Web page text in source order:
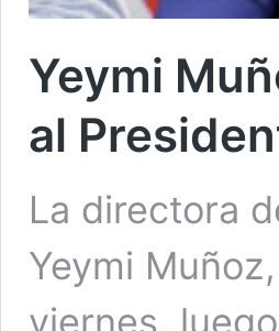
Yeymi
al
La directora
Yeymi
viernes,